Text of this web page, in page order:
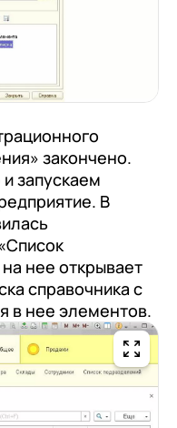
закончено.
запускаем
В
нее открывает
справочника с
в нее элементов.